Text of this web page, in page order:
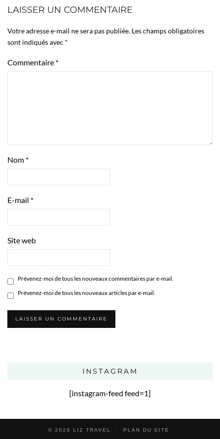
LAISSER UN COMMENTAIRE
Votre adresse e-mail ne sera pas publiée. Les champs obligatoires
sont indiqués avec *
Commentaire *
Nom *
E-mail *
Site web
Prévenez-moi de tous les nouveaux commentaires par e-mail.
Prévenez-moi de tous les nouveaux articles par e-mail.
INSTAGRAM
[instagram-feed feed=1]
© 2026 LIZ TRAVEL PLAN DU SITE